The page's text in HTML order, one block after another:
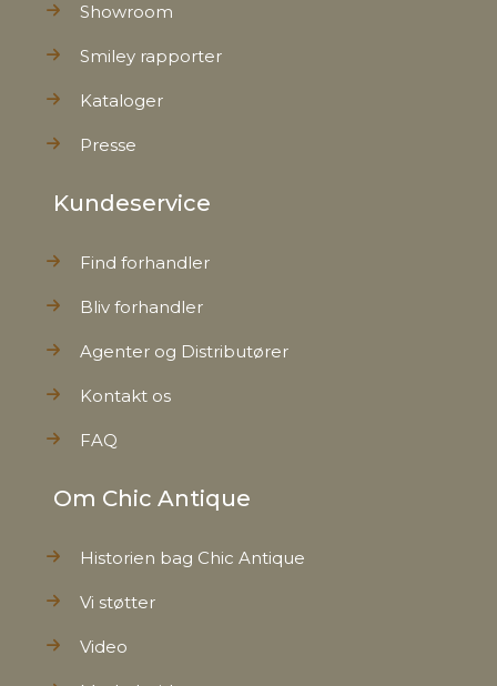
Showroom
Smiley rapporter
Kataloger
Presse
Kundeservice
Find forhandler
Bliv forhandler
Agenter og Distributører
Kontakt os
FAQ
Om Chic Antique
Historien bag Chic Antique
Vi støtter
Video